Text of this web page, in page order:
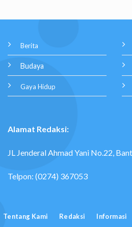
Berita
Budaya
Gaya Hidup
Alamat Redaksi:
JL Jenderal Ahmad Yani No.22,
Telpon: (0274) 367053
Tentang Kami Redaksi Informasi